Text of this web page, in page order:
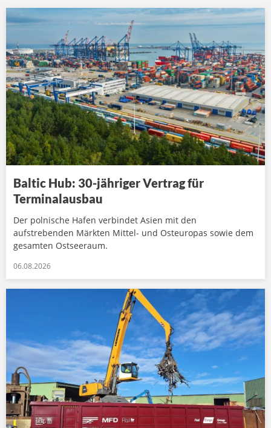
Baltic Hub: 30-jähriger Vertrag für
Terminalausbau
Der polnische Hafen verbindet Asien mit den
aufstrebenden Märkten Mittel- und Osteuropas sowie dem
gesamten Ostseeraum.
06.08.2026